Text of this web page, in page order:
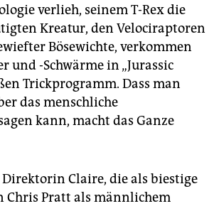
verlieh, seinem T-Rex die
Kreatur, den Velociraptoren
Bösewichte, verkommen
und -Schwärme in „Jurassic
Trickprogramm. Dass man
das menschliche
kann, macht das Ganze
Direktorin Claire, die als biestige
Chris Pratt als männlichem